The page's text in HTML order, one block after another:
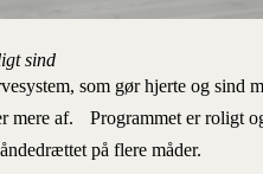
sind
som gør hjerte og sind
mere af. Programmet er roligt
på flere måder.